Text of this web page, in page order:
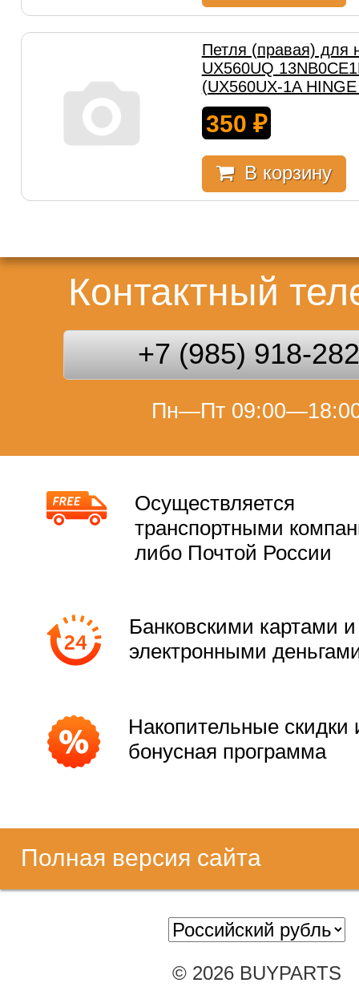
Петля (правая) для
UX560UQ
(UX560UX-1A
350 ₽
В корзину
Контактный
+7 (985) 918-
Пн—Пт
Осуществляется
транспортными
либо Почтой России
Банковскими картами и
электронными
Накопительные скидки
бонусная программа
Полная версия сайта
© 2026 BUYPARTS